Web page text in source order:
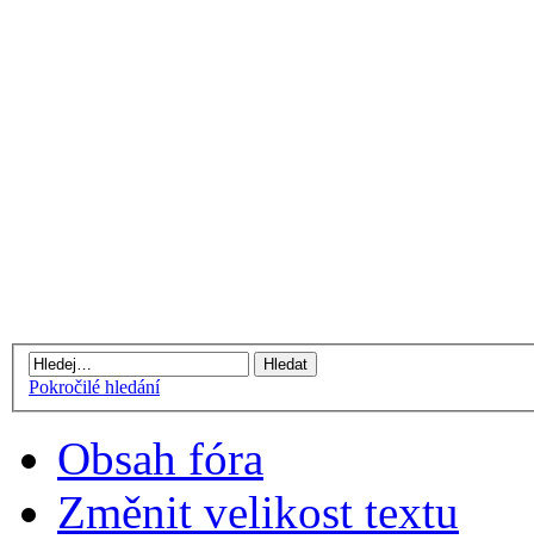
Pokročilé hledání
Obsah fóra
Změnit velikost textu